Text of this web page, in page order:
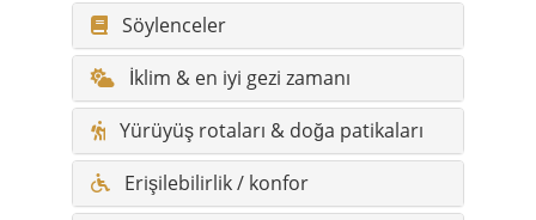
Söylenceler
İklim & en iyi gezi zamanı
Yürüyüş rotaları & doğa patikaları
Erişilebilirlik / konfor